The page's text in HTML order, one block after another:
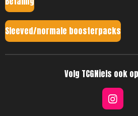
Sleeved/normale boosterpacks
Volg TCGNiels ook
I
n